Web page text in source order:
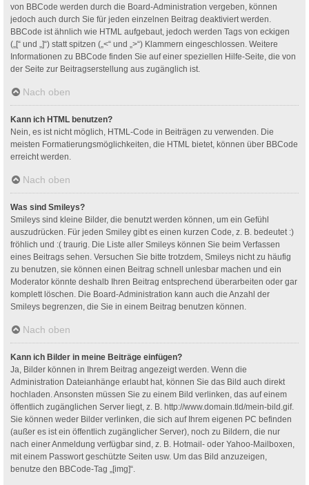
von BBCode werden durch die Board-Administration vergeben, können
jedoch auch durch Sie für jeden einzelnen Beitrag deaktiviert werden.
BBCode ist ähnlich wie HTML aufgebaut, jedoch werden Tags von eckigen
(„[“ und „]“) statt spitzen („<“ und „>“) Klammern eingeschlossen. Weitere
Informationen zu BBCode finden Sie auf einer speziellen Hilfe-Seite, die von
der Seite zur Beitragserstellung aus zugänglich ist.
Nach oben
Kann ich HTML benutzen?
Nein, es ist nicht möglich, HTML-Code in Beiträgen zu verwenden. Die
meisten Formatierungsmöglichkeiten, die HTML bietet, können über BBCode
erreicht werden.
Nach oben
Was sind Smileys?
Smileys sind kleine Bilder, die benutzt werden können, um ein Gefühl
auszudrücken. Für jeden Smiley gibt es einen kurzen Code, z. B. bedeutet :)
fröhlich und :( traurig. Die Liste aller Smileys können Sie beim Verfassen
eines Beitrags sehen. Versuchen Sie bitte trotzdem, Smileys nicht zu häufig
zu benutzen, sie können einen Beitrag schnell unlesbar machen und ein
Moderator könnte deshalb Ihren Beitrag entsprechend überarbeiten oder gar
komplett löschen. Die Board-Administration kann auch die Anzahl der
Smileys begrenzen, die Sie in einem Beitrag benutzen können.
Nach oben
Kann ich Bilder in meine Beiträge einfügen?
Ja, Bilder können in Ihrem Beitrag angezeigt werden. Wenn die
Administration Dateianhänge erlaubt hat, können Sie das Bild auch direkt
hochladen. Ansonsten müssen Sie zu einem Bild verlinken, das auf einem
öffentlich zugänglichen Server liegt, z. B. http://www.domain.tld/mein-bild.gif.
Sie können weder Bilder verlinken, die sich auf Ihrem eigenen PC befinden
(außer es ist ein öffentlich zugänglicher Server), noch zu Bildern, die nur
nach einer Anmeldung verfügbar sind, z. B. Hotmail- oder Yahoo-Mailboxen,
mit einem Passwort geschützte Seiten usw. Um das Bild anzuzeigen,
benutze den BBCode-Tag „[img]“.